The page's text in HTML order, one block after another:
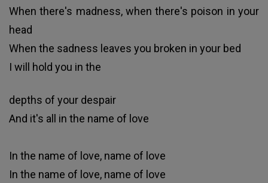
When there's madness, when there's poison in your
head
When the sadness leaves you broken in your bed
I will hold you in the
depths of your despair
And it's all in the name of love
In the name of love, name of love
In the name of love, name of love